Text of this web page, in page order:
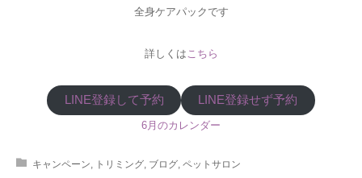
全身ケアパックです
詳しくは こちら
LINE登録して予約 LINE登録せず予約
6月のカレンダー
キャンペーン, トリミング, ブログ, ペットサロン